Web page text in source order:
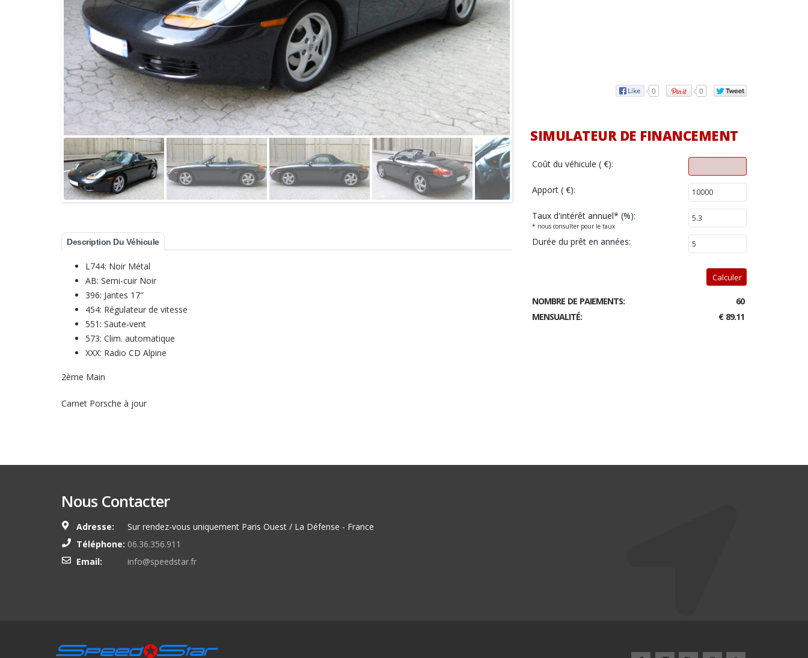
Description Du Véhicule
L744: Noir Métal
AB: Semi-cuir Noir
396: Jantes 17″
454: Régulateur de vitesse
551: Saute-vent
573: Clim. automatique
XXX: Radio CD Alpine
2ème Main
Carnet Porsche à jour
0 0
SIMULATEUR DE FINANCEMENT
Coût du véhicule ( €):
Apport ( €):
Taux d'intérêt annuel* (%):
* nous consulter pour le taux
Durée du prêt en années:
Calculer
NOMBRE DE PAIEMENTS:
60
MENSUALITÉ:
€ 89.11
Nous Contacter
Adresse:
Sur rendez-vous uniquement Paris Ouest / La Défense - France
Téléphone: 06.36.356.911
Email:
info@speedstar.fr